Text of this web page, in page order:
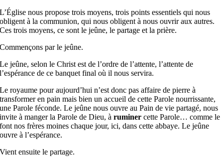
L’Église nous propose trois moyens, trois points essentiels qui nous
obligent à la communion, qui nous obligent à nous ouvrir aux autres.
Ces trois moyens, ce sont le jeûne, le partage et la prière.
Commençons par le jeûne.
Le jeûne, selon le Christ est de l’ordre de l’attente, l’attente de
l’espérance de ce banquet final où il nous servira.
Le royaume pour aujourd’hui n’est donc pas affaire de pierre à
transformer en pain mais bien un accueil de cette Parole nourrissante,
une Parole féconde. Le jeûne nous ouvre au Pain de vie partagé, nous
invite à manger la Parole de Dieu, àruminer cette Parole… comme le
font nos frères moines chaque jour, ici, dans cette abbaye. Le jeûne
ouvre à l’espérance.
Vient ensuite le partage.